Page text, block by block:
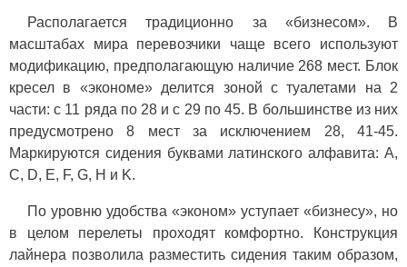
Располагается традиционно за «бизнесом». В
масштабах мира перевозчики чаще всего используют
модификацию, предполагающую наличие 268 мест. Блок
кресел в «экономе» делится зоной с туалетами на 2
части: с 11 ряда по 28 и с 29 по 45. В большинстве из них
предусмотрено 8 мест за исключением 28, 41-45.
Маркируются сидения буквами латинского алфавита: A,
C, D, E, F, G, H и K.
По уровню удобства «эконом» уступает «бизнесу», но
в целом перелеты проходят комфортно. Конструкция
лайнера позволила разместить сидения таким образом,